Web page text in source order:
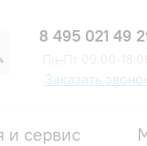
8 495 021 49
Заказать
и сервис